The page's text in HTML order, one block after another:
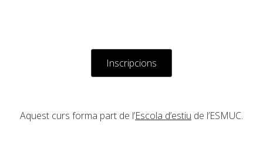
Inscripcions
Aquest curs forma part de l’Escola d’estiu de l’ESMUC.